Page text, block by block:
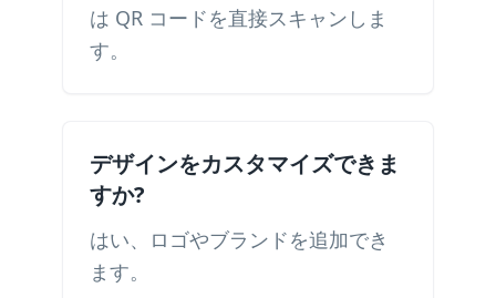
は QR コードを直接スキャンしま
す。
デザインをカスタマイズできま
すか?
はい、ロゴやブランドを追加でき
ます。